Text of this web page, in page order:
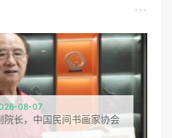
08-07
长，中国民间书画家协会